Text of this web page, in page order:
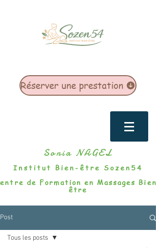
Réserver une prestation
Sonia NAGEL
Institut Bien-être Sozen54
de Formation en Massages Bien-
être
Post
Tous les posts